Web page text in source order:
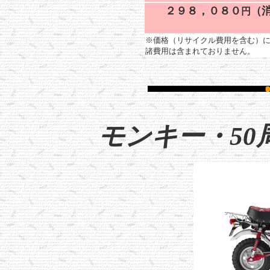
２９８，０８０ 円 （
※価格（リサイクル費用を含む）
諸費用は含まれておりません。
モンキー・50